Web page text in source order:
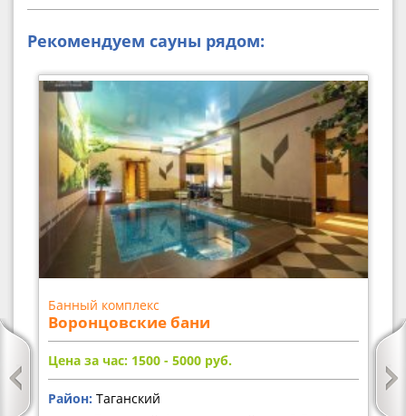
Рекомендуем сауны рядом:
Банный комплекс
Воронцовские бани
Цена за час: 1500 - 5000 руб.
Район: Таганский